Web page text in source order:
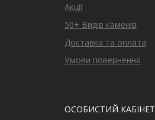
Акції
50+ Видів каменів
Доставка та оплата
Умови повернення
ОСОБИСТИЙ КАБІНЕТ